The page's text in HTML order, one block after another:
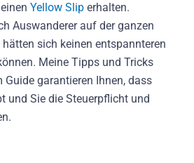
Yellow Slip erhalten.
Auswanderer auf der ganzen
sich keinen entspannteren
Meine Tipps und Tricks
Guide garantieren Ihnen, dass
und Sie die Steuerpflicht und